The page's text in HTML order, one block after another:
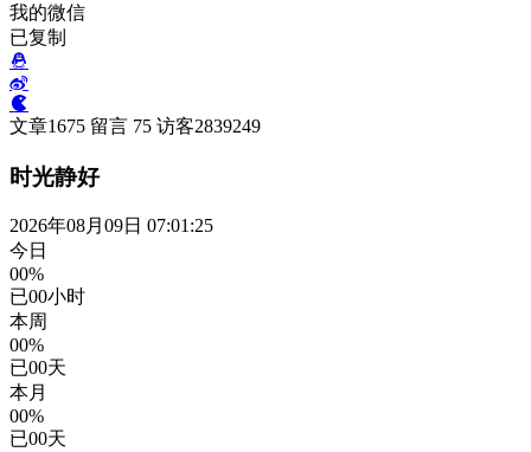
我的微信
已复制
文章1675 留言 75 访客2839249
时光静好
2026年08月09日 07:01:26
今日
00%
已00小时
本周
00%
已00天
本月
00%
已00天